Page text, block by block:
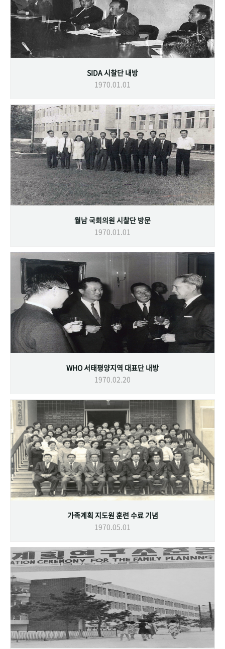
SIDA 시찰단 내방
1970.01.01
월남 국회의원 시찰단 방문
1970.01.01
WHO 서태평양지역 대표단 내방
1970.02.20
가족계획 지도원 훈련 수료 기념
1970.05.01